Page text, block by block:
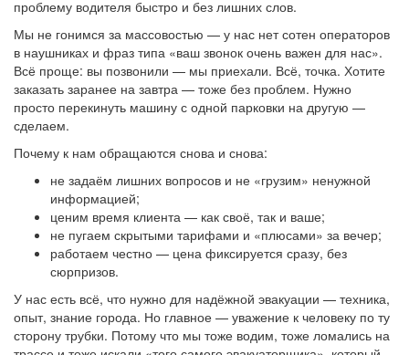
проблему водителя быстро и без лишних слов.
Мы не гонимся за массовостью — у нас нет сотен операторов
в наушниках и фраз типа «ваш звонок очень важен для нас».
Всё проще: вы позвонили — мы приехали. Всё, точка. Хотите
заказать заранее на завтра — тоже без проблем. Нужно
просто перекинуть машину с одной парковки на другую —
сделаем.
Почему к нам обращаются снова и снова:
не задаём лишних вопросов и не «грузим» ненужной
информацией;
ценим время клиента — как своё, так и ваше;
не пугаем скрытыми тарифами и «плюсами» за вечер;
работаем честно — цена фиксируется сразу, без
сюрпризов.
У нас есть всё, что нужно для надёжной эвакуации — техника,
опыт, знание города. Но главное — уважение к человеку по ту
сторону трубки. Потому что мы тоже водим, тоже ломались на